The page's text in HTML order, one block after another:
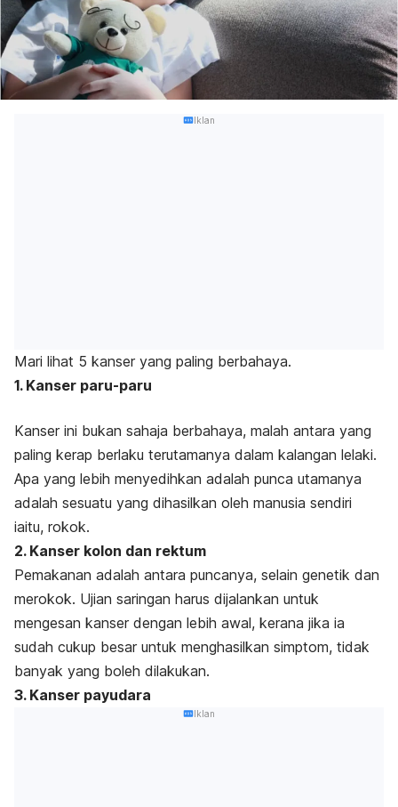
Iklan
Mari lihat 5 kanser yang paling berbahaya.
1. Kanser paru-paru
Kanser ini bukan sahaja berbahaya, malah antara yang
paling kerap berlaku terutamanya dalam kalangan lelaki.
Apa yang lebih menyedihkan adalah punca utamanya
adalah sesuatu yang dihasilkan oleh manusia sendiri
iaitu, rokok.
2. Kanser kolon dan rektum
Pemakanan adalah antara puncanya, selain genetik dan
merokok. Ujian saringan harus dijalankan untuk
mengesan kanser dengan lebih awal, kerana jika ia
sudah cukup besar untuk menghasilkan simptom, tidak
banyak yang boleh dilakukan.
3. Kanser payudara
Iklan